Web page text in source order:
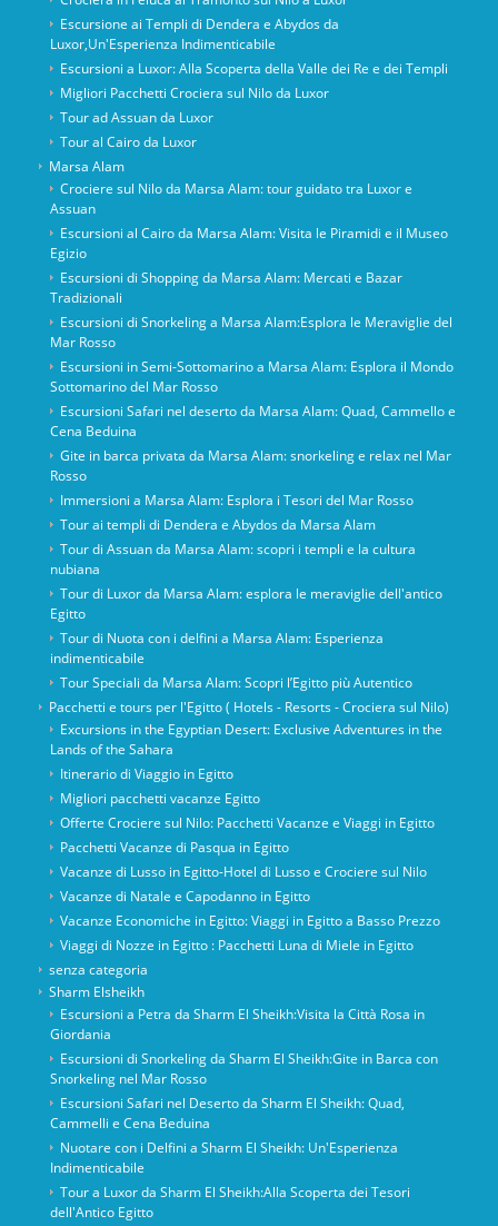
Escursione ai Templi di Dendera e Abydos da
Luxor,Un'Esperienza Indimenticabile
Escursioni a Luxor: Alla Scoperta della Valle dei Re e dei Templi
Migliori Pacchetti Crociera sul Nilo da Luxor
Tour ad Assuan da Luxor
Tour al Cairo da Luxor
Marsa Alam
Crociere sul Nilo da Marsa Alam: tour guidato tra Luxor e
Assuan
Escursioni al Cairo da Marsa Alam: Visita le Piramidi e il Museo
Egizio
Escursioni di Shopping da Marsa Alam: Mercati e Bazar
Tradizionali
Escursioni di Snorkeling a Marsa Alam:Esplora le Meraviglie del
Mar Rosso
Escursioni in Semi-Sottomarino a Marsa Alam: Esplora il Mondo
Sottomarino del Mar Rosso
Escursioni Safari nel deserto da Marsa Alam: Quad, Cammello e
Cena Beduina
Gite in barca privata da Marsa Alam: snorkeling e relax nel Mar
Rosso
Immersioni a Marsa Alam: Esplora i Tesori del Mar Rosso
Tour ai templi di Dendera e Abydos da Marsa Alam
Tour di Assuan da Marsa Alam: scopri i templi e la cultura
nubiana
Tour di Luxor da Marsa Alam: esplora le meraviglie dell'antico
Egitto
Tour di Nuota con i delfini a Marsa Alam: Esperienza
indimenticabile
Tour Speciali da Marsa Alam: Scopri l’Egitto più Autentico
Pacchetti e tours per l'Egitto ( Hotels - Resorts - Crociera sul Nilo)
Excursions in the Egyptian Desert: Exclusive Adventures in the
Lands of the Sahara
Itinerario di Viaggio in Egitto
Migliori pacchetti vacanze Egitto
Offerte Crociere sul Nilo: Pacchetti Vacanze e Viaggi in Egitto
Pacchetti Vacanze di Pasqua in Egitto
Vacanze di Lusso in Egitto-Hotel di Lusso e Crociere sul Nilo
Vacanze di Natale e Capodanno in Egitto
Vacanze Economiche in Egitto: Viaggi in Egitto a Basso Prezzo
Viaggi di Nozze in Egitto : Pacchetti Luna di Miele in Egitto
senza categoria
Sharm Elsheikh
Escursioni a Petra da Sharm El Sheikh:Visita la Città Rosa in
Giordania
Escursioni di Snorkeling da Sharm El Sheikh:Gite in Barca con
Snorkeling nel Mar Rosso
Escursioni Safari nel Deserto da Sharm El Sheikh: Quad,
Cammelli e Cena Beduina
Nuotare con i Delfini a Sharm El Sheikh: Un'Esperienza
Indimenticabile
Tour a Luxor da Sharm El Sheikh:Alla Scoperta dei Tesori
dell'Antico Egitto